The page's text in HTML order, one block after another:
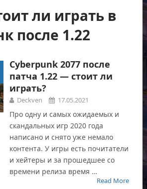
ли играть в
после 1.22
Cyberpunk 2077 после
патча 1.22 — стоит ли
играть?
Deckven 17.05.2021
Про одну и самых ожидаемых и
скандальных игр 2020 года
написано и снято уже немало
контента. У игры есть почитатели
и хейтеры и за прошедшее со
времени релиза время …
Read More